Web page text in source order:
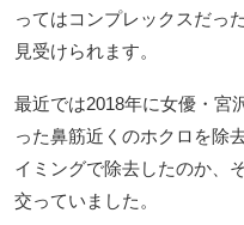
ってはコンプレックスだっ
見受けられます。
最近では2018年に女優・宮
った鼻筋近くのホクロを除
イミングで除去したのか、
交っていました。